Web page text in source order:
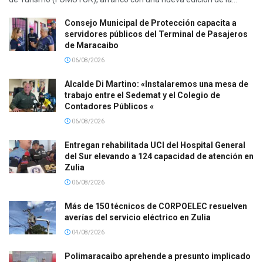
Consejo Municipal de Protección capacita a
servidores públicos del Terminal de Pasajeros
de Maracaibo
06/08/2026
Alcalde Di Martino: «Instalaremos una mesa de
trabajo entre el Sedemat y el Colegio de
Contadores Públicos «
06/08/2026
Entregan rehabilitada UCI del Hospital General
del Sur elevando a 124 capacidad de atención en
Zulia
06/08/2026
Más de 150 técnicos de CORPOELEC resuelven
averías del servicio eléctrico en Zulia
04/08/2026
Polimaracaibo aprehende a presunto implicado